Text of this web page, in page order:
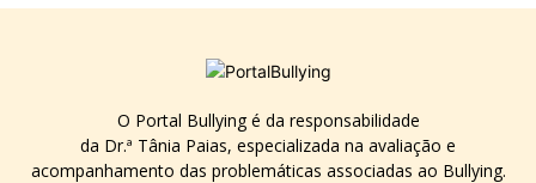
O Portal Bullying é da responsabilidade
da Dr.ª Tânia Paias, especializada na avaliação e
acompanhamento das problemáticas associadas ao Bullying.